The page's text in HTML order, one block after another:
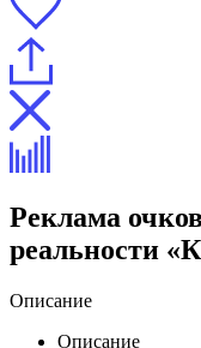
Реклама
реальности
Описание
Описание